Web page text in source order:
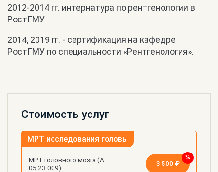
2012-2014 гг. интернатура по рентгенологии в
РостГМУ
2014, 2019 гг. - сертификация на кафедре
РостГМУ по специальности «Рентгенология».
Стоимость услуг
МРТ исследования головы
МРТ головного мозга (А
05.23.009)
3 500 ₽